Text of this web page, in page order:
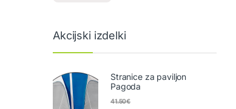
Akcijski izdelki
Stranice za paviljon
Pagoda
41.50€